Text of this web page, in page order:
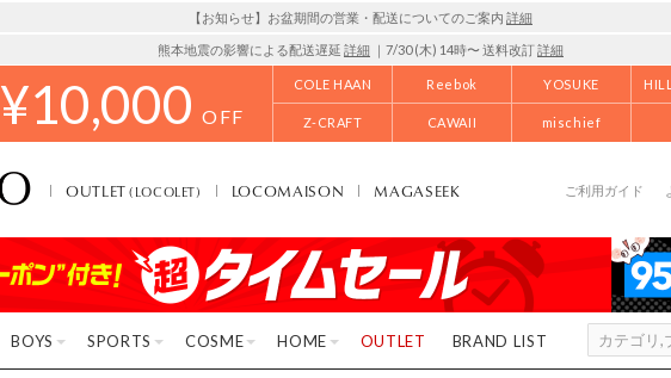
【お知らせ】お盆期間の営業・配送についてのご案内 詳細
熊本地震の影響による配送遅延 詳細 ｜7/30 (木) 14時〜 送料改訂詳細
¥10,000 OFF
COLE HAAN Reebok YOSUKE
Z-CRAFT CAWAII mischief
OUTLET(LOCOLET) LOCOMAISON MAGASEEK ご利用ガイド
BOYS SPORTS COSME HOME OUTLET BRAND LIST